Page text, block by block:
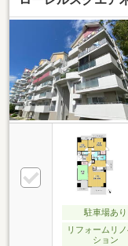
校まで徒
お金の扱い
資金計画を
る売却専門
があるため
駐車場あり
リフォームリ
ション